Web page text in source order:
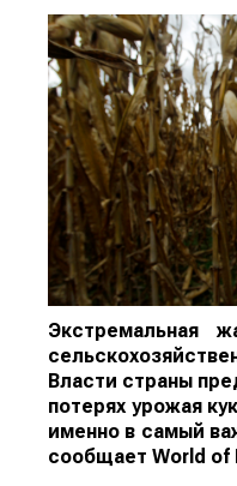
Экстремальная
Власти страны
потерях урожая
именно в самый
сообщает World of